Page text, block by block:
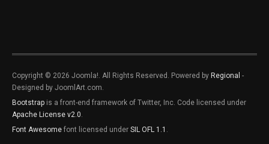
Copyright © 2026 Joomla!. All Rights Reserved. Powered by Regional -
Designed by JoomlArt.com.
Bootstrap is a front-end framework of Twitter, Inc. Code licensed under
Apache License v2.0
Font Awesome font licensed under SIL OFL 1.1